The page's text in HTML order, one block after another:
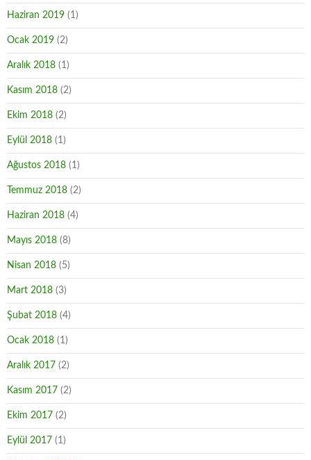
Haziran 2019 (1)
Ocak 2019 (2)
Aralık 2018 (1)
Kasım 2018 (2)
Ekim 2018 (2)
Eylül 2018 (1)
Ağustos 2018 (1)
Temmuz 2018 (2)
Haziran 2018 (4)
Mayıs 2018 (8)
Nisan 2018 (5)
Mart 2018 (3)
Şubat 2018 (4)
Ocak 2018 (1)
Aralık 2017 (2)
Kasım 2017 (2)
Ekim 2017 (2)
Eylül 2017 (1)